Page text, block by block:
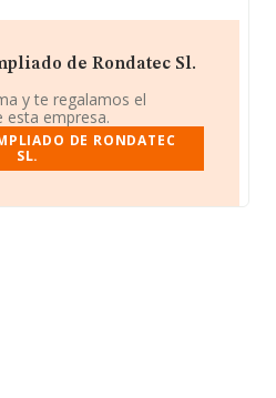
de Rondatec Sl.
y te regalamos el
esta empresa.
DE RONDATEC
SL.